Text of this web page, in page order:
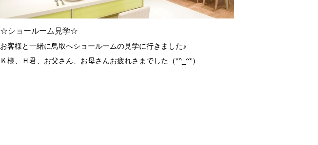
☆ショールーム見学☆
お客様と一緒に鳥取へショールームの見学に行きました♪
Ｋ様、Ｈ君、お父さん、お母さんお疲れさまでした（*^_^*）